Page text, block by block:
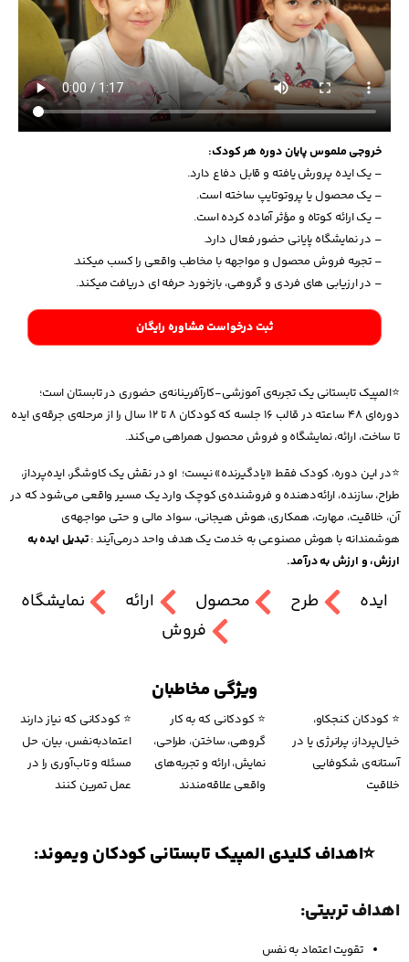
خروجی ملموس پایان دوره هر کودک:
– یک ایده پرورش یافته و قابل دفاع دارد.
– یک محصول یا پروتوتایپ ساخته است.
– یک ارائه کوتاه و مؤثر آماده کرده است.
– در نمایشگاه پایانی حضور فعال دارد.
– تجربه فروش محصول و مواجهه با مخاطب واقعی را کسب میکند.
– در ارزیابی های فردی و گروهی، بازخورد حرفه ای دریافت میکند.
ثبت درخواست مشاوره رایگان
⭐المپیک تابستانی یک تجربه‌ی آموزشی-کارآفرینانه‌ی حضوری در تابستان است؛
دوره‌ای ۴۸ ساعته در قالب ۱۶ جلسه که کودکان ۸ تا ۱۲ سال را از مرحله‌ی جرقه‌ی ایده
تا ساخت، ارائه، نمایشگاه و فروش محصول همراهی می‌کند.
⭐در این دوره، کودک فقط «یادگیرنده» نیست؛ او در نقش یک کاوشگر، ایده‌پرداز،
طراح، سازنده، ارائه‌دهنده و فروشنده‌ی کوچک وارد یک مسیر واقعی می‌شود که در
آن، خلاقیت، مهارت، همکاری، هوش هیجانی، سواد مالی و حتی مواجهه‌ی
هوشمندانه با هوش مصنوعی به خدمت یک هدف واحد درمی‌آیند :تبدیل ایده به
ارزش، و ارزش به درآمد.
ایده طرح محصول ارائه
نمایشگاه
فروش
ویژگی مخاطبان
⭐ کودکان کنجکاو،
خیال‌پرداز، پرانرژی یا در
آستانه‌ی شکوفایی
خلاقیت
⭐ کودکانی که به کار
گروهی، ساختن، طراحی،
نمایش، ارائه و تجربه‌های
واقعی علاقه‌مندند
⭐ کودکانی که نیاز دارند
اعتمادبه‌نفس، بیان، حل
مسئله و تاب‌آوری را در
عمل تمرین کنند
⭐اهداف کلیدی المپیک تابستانی کودکان ویموند:
اهداف تربیتی:
تقویت اعتماد به نفس